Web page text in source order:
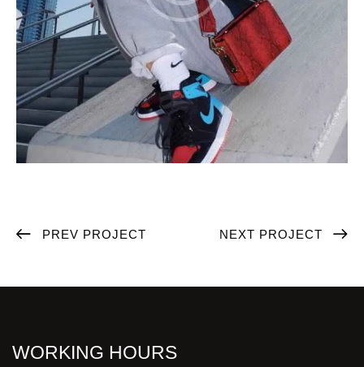
PREV PROJECT NEXT PROJECT
WORKING HOURS